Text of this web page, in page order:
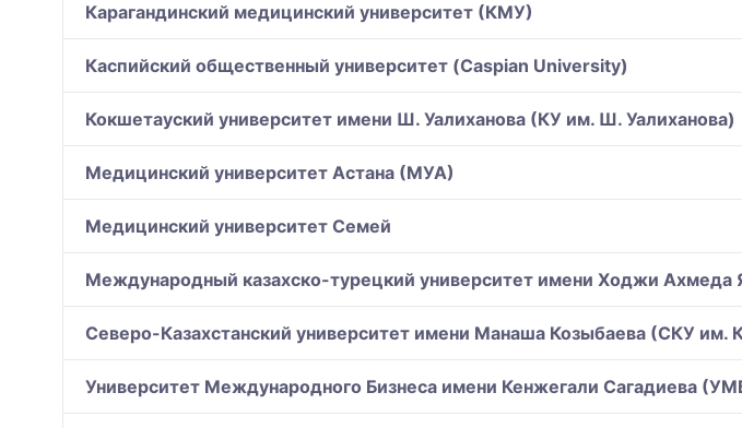
Карагандинский медицинский университет (КМУ)
Каспийский общественный университет (Caspian University)
Кокшетауский университет имени Ш. Уалиханова (КУ им. Ш. Уалиханова)
Медицинский университет Астана (МУА)
Медицинский университет Семей
Международный казахско-турецкий университет имени Ходжи Ахмеда
Северо-Казахстанский университет имени Манаша Козыбаева (СКУ им.
Университет Международного Бизнеса имени Кенжегали Сагадиева